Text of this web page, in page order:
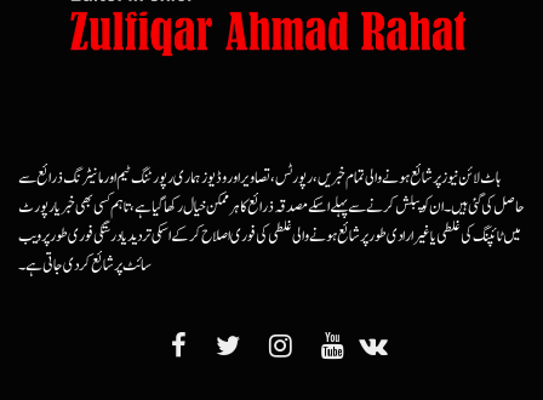
ہاٹ لائن نیوز پر شائع ہونے والی تمام خبریں، رپورٹس، تصاویر اور وڈیوز ہماری رپورٹنگ ٹیم اور مانیٹرنگ ذرائع سے
حاصل کی گئی ہیں۔ ان کو پبلش کرنے سے پہلے اسکے مصدقہ ذرائع کا ہرممکن خیال رکھا گیا ہے، تاہم کسی بھی خبر یا رپورٹ
میں ٹائپنگ کی غلطی یا غیرارادی طور پر شائع ہونے والی غلطی کی فوری اصلاح کرکے اسکی تردید یا درستگی فوری طور پر ویب
سائٹ پر شائع کردی جاتی ہے۔